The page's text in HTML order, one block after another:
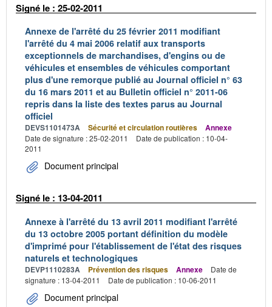
Signé le : 25-02-2011
Annexe de l'arrêté du 25 février 2011 modifiant
l'arrêté du 4 mai 2006 relatif aux transports
exceptionnels de marchandises, d'engins ou de
véhicules et ensembles de véhicules comportant
plus d'une remorque publié au Journal officiel n° 63
du 16 mars 2011 et au Bulletin officiel n° 2011-06
repris dans la liste des textes parus au Journal
officiel
DEVS1101473A Sécurité et circulation routières Annexe
Date de signature : 25-02-2011
Date de publication : 10-04-
2011
Document principal
Signé le : 13-04-2011
Annexe à l'arrêté du 13 avril 2011 modifiant l'arrêté
du 13 octobre 2005 portant définition du modèle
d'imprimé pour l'établissement de l'état des risques
naturels et technologiques
DEVP1110283A Prévention des risques Annexe
Date de
signature : 13-04-2011
Date de publication : 10-06-2011
Document principal